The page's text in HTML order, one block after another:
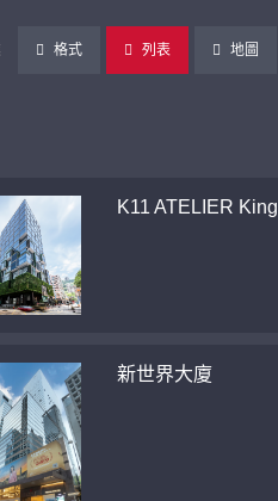
格式 列表 地圖
K11 ATELIER
新世界大廈